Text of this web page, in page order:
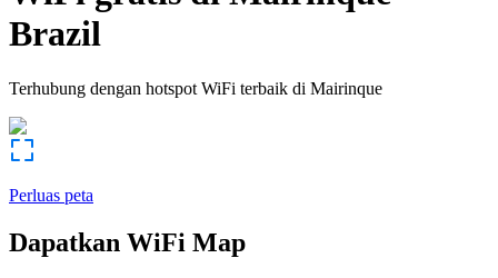
Brazil
Terhubung dengan hotspot WiFi terbaik di Mairinque
Perluas peta
Dapatkan WiFi Map